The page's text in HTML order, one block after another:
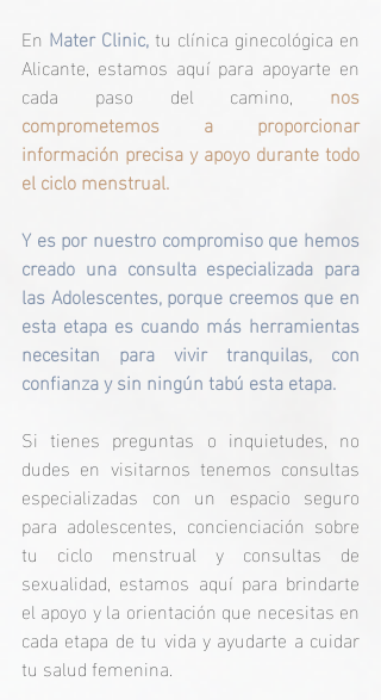
En Mater Clinic, tu clínica ginecológica en
Alicante, estamos aquí para apoyarte en
cada paso del camino, nos
comprometemos a proporcionar
información precisa y apoyo durante todo
el ciclo menstrual.
Y es por nuestro compromiso que hemos
creado una consulta especializada para
las Adolescentes, porque creemos que en
esta etapa es cuando más herramientas
necesitan para vivir tranquilas, con
confianza y sin ningún tabú esta etapa.
Si tienes preguntas o inquietudes, no
dudes en visitarnos tenemos consultas
especializadas con un espacio seguro
para adolescentes, concienciación sobre
tu ciclo menstrual y consultas de
sexualidad, estamos aquí para brindarte
el apoyo y la orientación que necesitas en
cada etapa de tu vida y ayudarte a cuidar
tu salud femenina.